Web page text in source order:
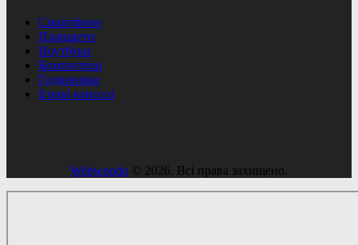
Смартфони
Планшети
Ноутбуки
Компютери
Годинники
Ігрові консолі
Webwoodo © 2026. Всі права захищено.